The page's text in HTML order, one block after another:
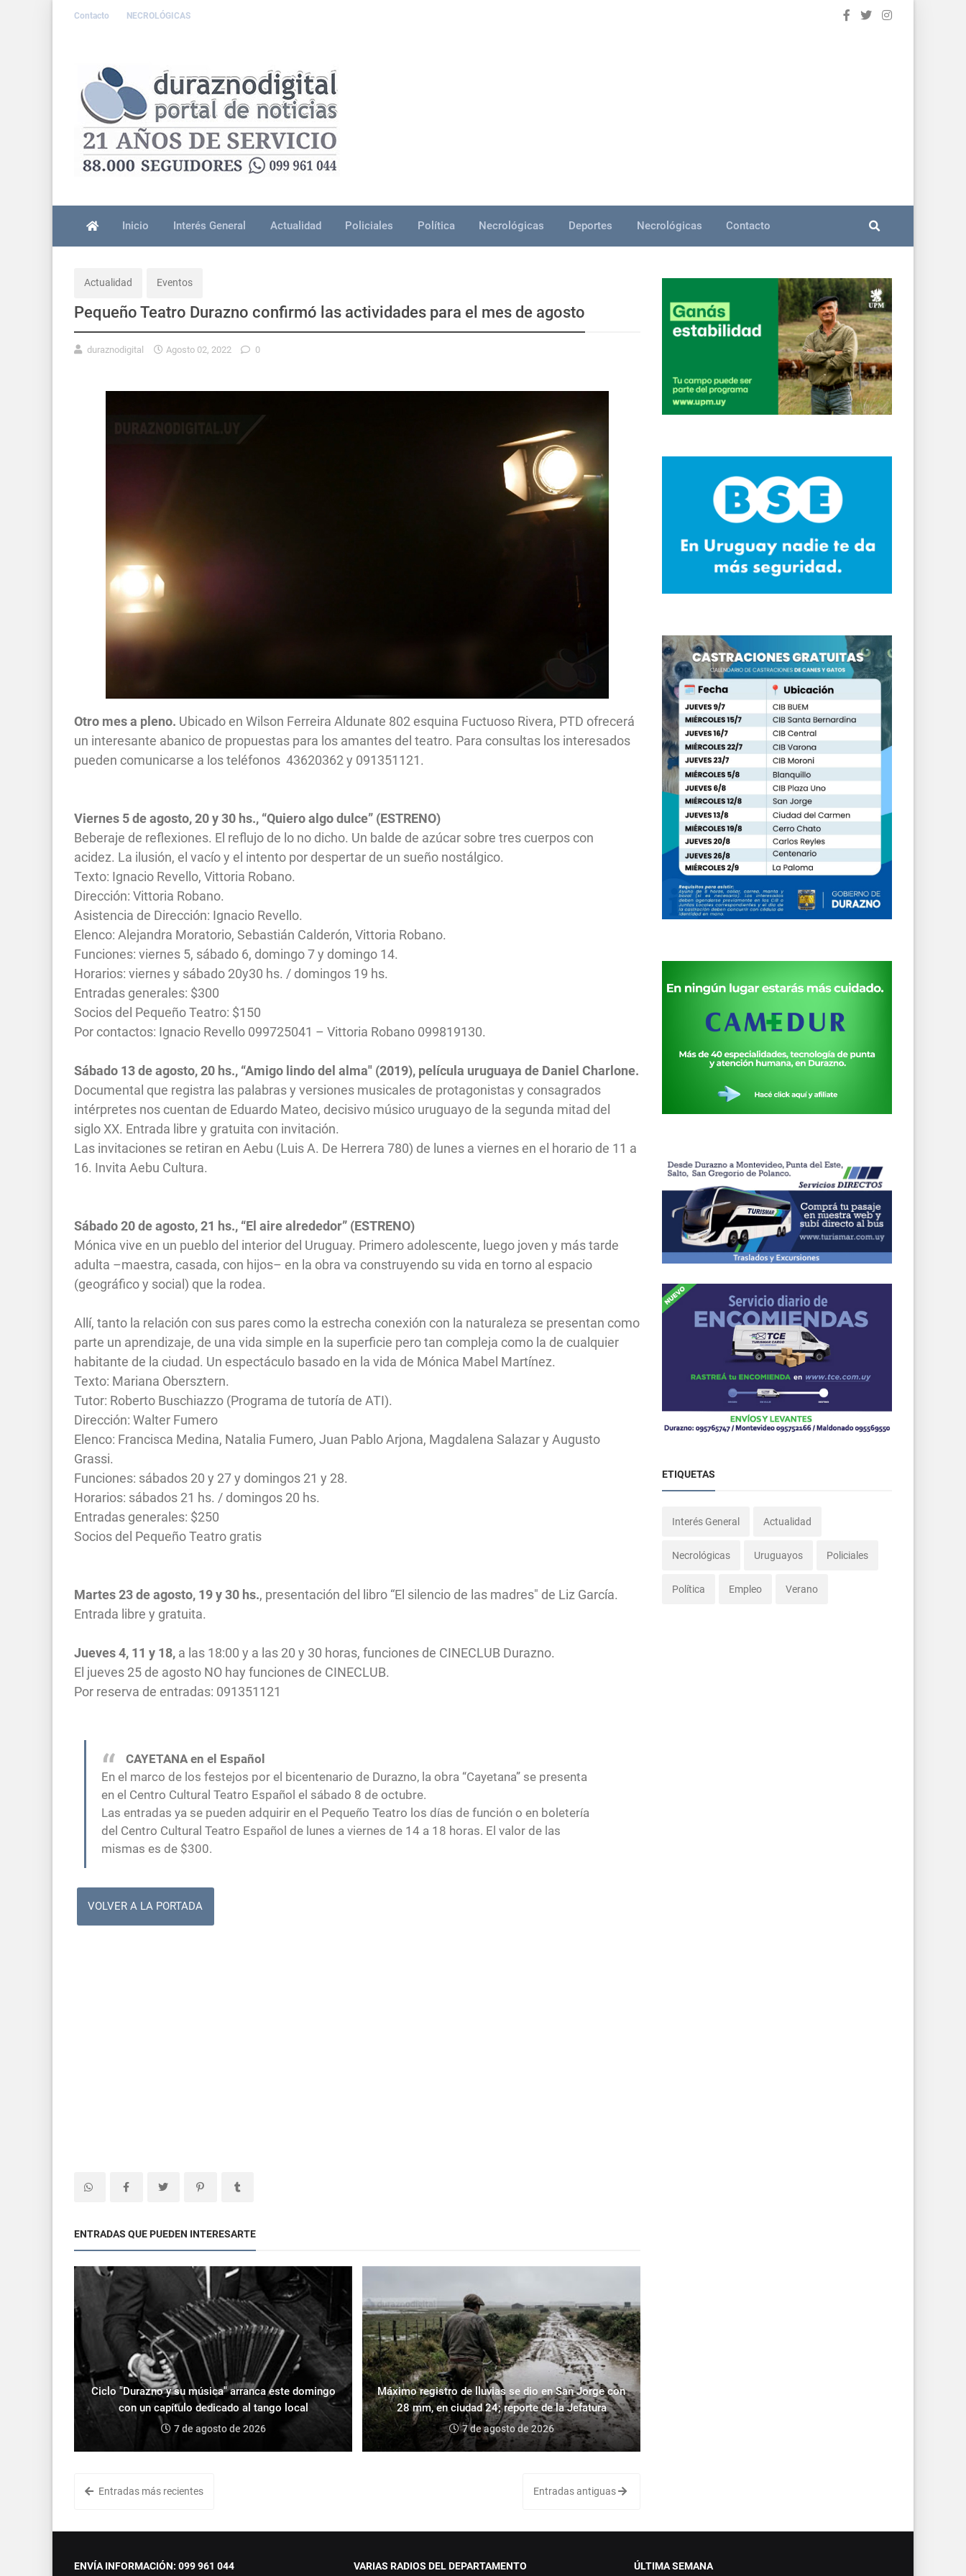
Contacto NECROLÓGICAS
Inicio Interés General Actualidad Policiales Política Necrológicas Deportes Necrológicas Contacto
Actualidad Eventos
Pequeño Teatro Durazno confirmó las actividades para el mes de agosto
duraznodigital Agosto 02, 2022 0
Otro mes a pleno. Ubicado en Wilson Ferreira Aldunate 802 esquina Fuctuoso Rivera, PTD ofrecerá
un interesante abanico de propuestas para los amantes del teatro. Para consultas los interesados
pueden comunicarse a los teléfonos 43620362 y 091351121.
Viernes 5 de agosto, 20 y 30 hs., “Quiero algo dulce” (ESTRENO)
Beberaje de reflexiones. El reflujo de lo no dicho. Un balde de azúcar sobre tres cuerpos con
acidez. La ilusión, el vacío y el intento por despertar de un sueño nostálgico.
Texto: Ignacio Revello, Vittoria Robano.
Dirección: Vittoria Robano.
Asistencia de Dirección: Ignacio Revello.
Elenco: Alejandra Moratorio, Sebastián Calderón, Vittoria Robano.
Funciones: viernes 5, sábado 6, domingo 7 y domingo 14.
Horarios: viernes y sábado 20y30 hs. / domingos 19 hs.
Entradas generales: $300
Socios del Pequeño Teatro: $150
Por contactos: Ignacio Revello 099725041 – Vittoria Robano 099819130.
Sábado 13 de agosto, 20 hs., “Amigo lindo del alma" (2019), película uruguaya de Daniel Charlone.
Documental que registra las palabras y versiones musicales de protagonistas y consagrados
intérpretes nos cuentan de Eduardo Mateo, decisivo músico uruguayo de la segunda mitad del
siglo XX. Entrada libre y gratuita con invitación.
Las invitaciones se retiran en Aebu (Luis A. De Herrera 780) de lunes a viernes en el horario de 11 a
16. Invita Aebu Cultura.
Sábado 20 de agosto, 21 hs., “El aire alrededor” (ESTRENO)
Mónica vive en un pueblo del interior del Uruguay. Primero adolescente, luego joven y más tarde
adulta –maestra, casada, con hijos– en la obra va construyendo su vida en torno al espacio
(geográfico y social) que la rodea.
Allí, tanto la relación con sus pares como la estrecha conexión con la naturaleza se presentan como
parte un aprendizaje, de una vida simple en la superficie pero tan compleja como la de cualquier
habitante de la ciudad. Un espectáculo basado en la vida de Mónica Mabel Martínez.
Texto: Mariana Obersztern.
Tutor: Roberto Buschiazzo (Programa de tutoría de ATI).
Dirección: Walter Fumero
Elenco: Francisca Medina, Natalia Fumero, Juan Pablo Arjona, Magdalena Salazar y Augusto
Grassi.
Funciones: sábados 20 y 27 y domingos 21 y 28.
Horarios: sábados 21 hs. / domingos 20 hs.
Entradas generales: $250
Socios del Pequeño Teatro gratis
Martes 23 de agosto, 19 y 30 hs., presentación del libro “El silencio de las madres" de Liz García.
Entrada libre y gratuita.
Jueves 4, 11 y 18, a las 18:00 y a las 20 y 30 horas, funciones de CINECLUB Durazno.
El jueves 25 de agosto NO hay funciones de CINECLUB.
Por reserva de entradas: 091351121
CAYETANA en el Español
En el marco de los festejos por el bicentenario de Durazno, la obra “Cayetana” se presenta
en el Centro Cultural Teatro Español el sábado 8 de octubre.
Las entradas ya se pueden adquirir en el Pequeño Teatro los días de función o en boletería
del Centro Cultural Teatro Español de lunes a viernes de 14 a 18 horas. El valor de las
mismas es de $300.
VOLVER A LA PORTADA
ENTRADAS QUE PUEDEN INTERESARTE
Ciclo "Durazno y su música" arranca este domingo
con un capítulo dedicado al tango local
7 de agosto de 2026
Máximo registro de lluvias se dio en San Jorge con
28 mm, en ciudad 24; reporte de la Jefatura
7 de agosto de 2026
Entradas más recientes Entradas antiguas
ETIQUETAS
Interés General Actualidad
Necrológicas Uruguayos Policiales
Política Empleo Verano
ENVÍA INFORMACIÓN: 099 961 044 VARIAS RADIOS DEL DEPARTAMENTO ÚLTIMA SEMANA